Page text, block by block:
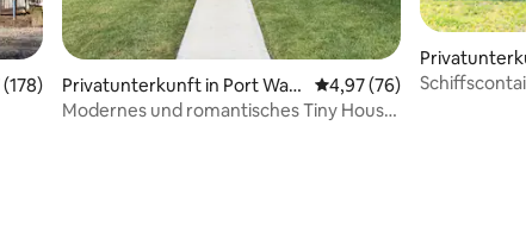
Bewertung: 4,97 von 5, 178 Bewertungen
Privatunterkunft in Port Was
hington
Durchschnittliche
4,97 (76)
Modernes und romantisches Tiny House
eek